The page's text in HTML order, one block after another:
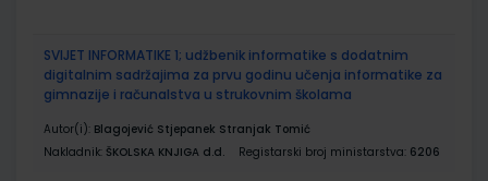
SVIJET INFORMATIKE 1; udžbenik informatike s dodatnim
digitalnim sadržajima za prvu godinu učenja informatike za
gimnazije i računalstva u strukovnim školama
Autor(i): Blagojević Stjepanek Stranjak Tomić
Nakladnik: ŠKOLSKA KNJIGA d.d. Registarski broj ministarstva: 6206